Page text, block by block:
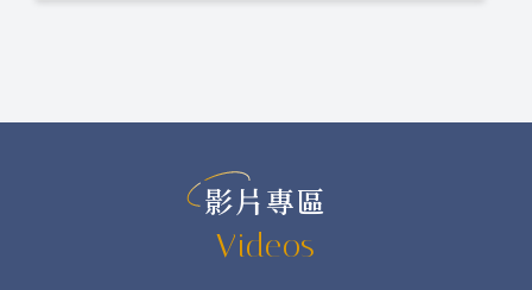
影片專區
Videos